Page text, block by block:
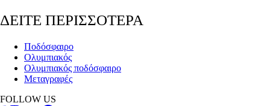
ΔΕΙΤΕ ΠΕΡΙΣΣΟΤΕΡΑ
Ποδόσφαιρο
Ολυμπιακός
Ολυμπιακός ποδόσφαιρο
Μεταγραφές
FOLLOW US